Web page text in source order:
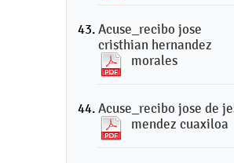
Acuse_recibo jose
cristhian hernandez
morales
Acuse_recibo jose de
mendez cuaxiloa